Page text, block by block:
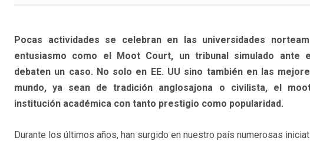
Pocas actividades se celebran en las universidades
entusiasmo como el Moot Court, un tribunal simulado ante
debaten un caso. No solo en EE. UU sino también en las
mundo, ya sean de tradición anglosajona o civilista, el
institución académica con tanto prestigio como popularidad.
Durante los últimos años, han surgido en nuestro país numerosas